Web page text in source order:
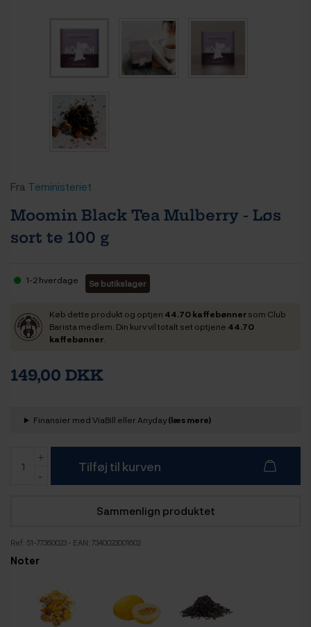
Fra Teministeriet
Moomin Black Tea Mulberry - Løs
sort te 100 g
1-2 hverdage Se butikslager
Køb dette produkt og optjen 44.70 kaffebønnersom Club
Barista medlem. Din kurv vil totalt set optjene 44.70
kaffebønner
149,00 DKK
Finansier med ViaBill eller Anyday(læs mere)
Tilføj til kurven
Sammenlign produktet
Ref: 51-77360023 - EAN: 7340023001602
Noter